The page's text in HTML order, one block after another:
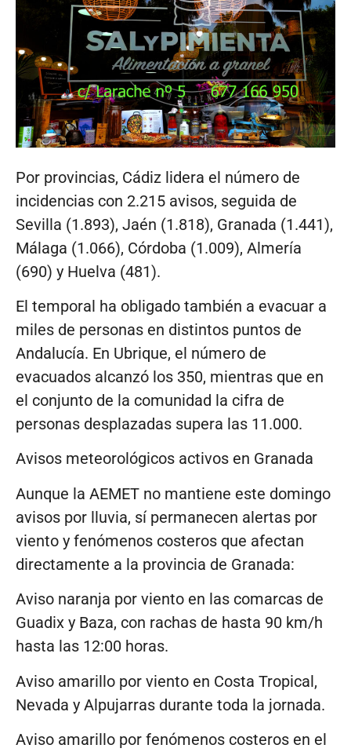
Por provincias, Cádiz lidera el número de
incidencias con 2.215 avisos, seguida de
Sevilla (1.893), Jaén (1.818), Granada (1.441),
Málaga (1.066), Córdoba (1.009), Almería
(690) y Huelva (481).
El temporal ha obligado también a evacuar a
miles de personas en distintos puntos de
Andalucía. En Ubrique, el número de
evacuados alcanzó los 350, mientras que en
el conjunto de la comunidad la cifra de
personas desplazadas supera las 11.000.
Avisos meteorológicos activos en Granada
Aunque la AEMET no mantiene este domingo
avisos por lluvia, sí permanecen alertas por
viento y fenómenos costeros que afectan
directamente a la provincia de Granada:
Aviso naranja por viento en las comarcas de
Guadix y Baza, con rachas de hasta 90 km/h
hasta las 12:00 horas.
Aviso amarillo por viento en Costa Tropical,
Nevada y Alpujarras durante toda la jornada.
Aviso amarillo por fenómenos costeros en el